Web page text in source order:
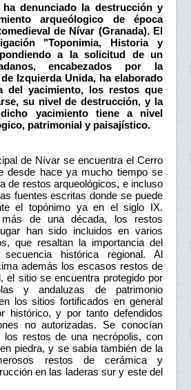
ha denunciado la destrucción y
arqueólogico de época
de Nívar (Granada). El
"Toponimia, Historia y
a la solicitud de un
encabezados por la
Izquierda Unida, ha elaborado
del yacimiento, los restos que
su nivel de destrucción, y la
yacimiento tiene a nivel
patrimonial y paisajístico.
de Nívar se encuentra el Cerro
desde hace ya mucho tiempo se
de restos arqueológicos, e incluso
fuentes escritas donde se puede
el topónimo ya en el siglo IX.
de una década, los restos
han sido incluidos en varios
que resaltan la importancia del
histórica regional. Al
además los escasos restos de
el sitio se encuentra protegido por
y andaluzas de patrimonio
los sitios fortificados en general
histórico, y por tanto defendidos
no autorizadas. Se conocían
los restos de una necrópolis, con
piedra, y se sabía también de la
restos de cerámica y
en las laderas sur y este del